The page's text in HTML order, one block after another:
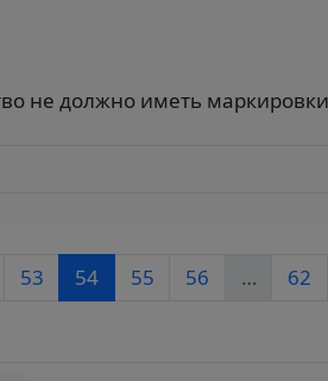
не должно иметь маркировки
53 54 55 56 … 62